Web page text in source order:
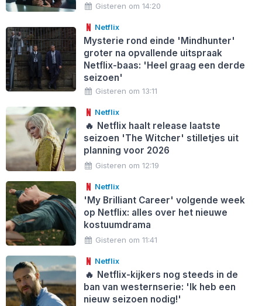
Gisteren om 14:20
Netflix
Mysterie rond einde 'Mindhunter'
groter na opvallende uitspraak
Netflix-baas: 'Heel graag een derde
seizoen'
Gisteren om 13:11
Netflix
🔥 Netflix haalt release laatste
seizoen 'The Witcher' stilletjes uit
planning voor 2026
Gisteren om 12:19
Netflix
'My Brilliant Career' volgende week
op Netflix: alles over het nieuwe
kostuumdrama
Gisteren om 11:41
Netflix
🔥 Netflix-kijkers nog steeds in de
ban van westernserie: 'Ik heb een
nieuw seizoen nodig!'